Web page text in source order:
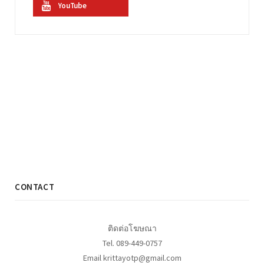
YouTube
CONTACT
ติดต่อโฆษณา
Tel. 089-449-0757
Email krittayotp@gmail.com